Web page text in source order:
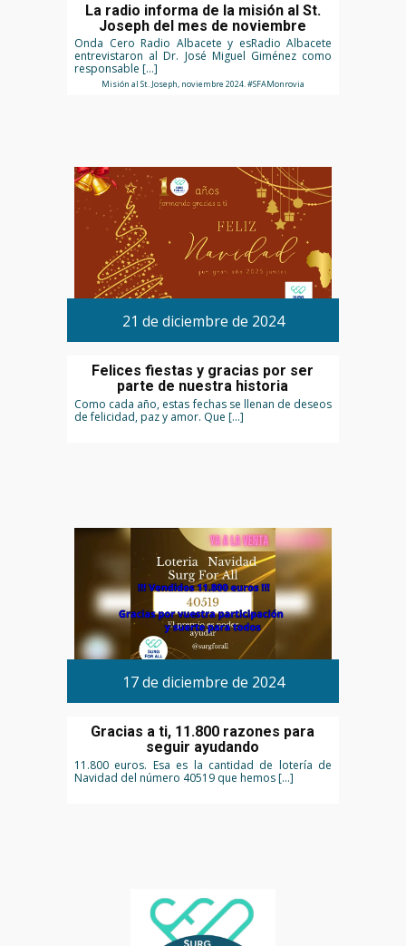
La radio informa de la misión al St.
Joseph del mes de noviembre
Onda Cero Radio Albacete y esRadio Albacete
entrevistaron al Dr. José Miguel Giménez como
responsable […]
Misión al St. Joseph, noviembre 2024. #SFAMonrovia
21 de diciembre de 2024
Felices fiestas y gracias por ser
parte de nuestra historia
Como cada año, estas fechas se llenan de deseos
de felicidad, paz y amor. Que […]
17 de diciembre de 2024
Gracias a ti, 11.800 razones para
seguir ayudando
11.800 euros. Esa es la cantidad de lotería de
Navidad del número 40519 que hemos […]